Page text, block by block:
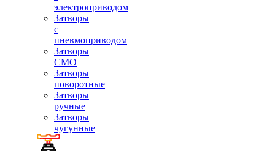
электроприводом
Затворы
с
пневмоприводом
Затворы
СМО
Затворы
поворотные
Затворы
ручные
Затворы
чугунные